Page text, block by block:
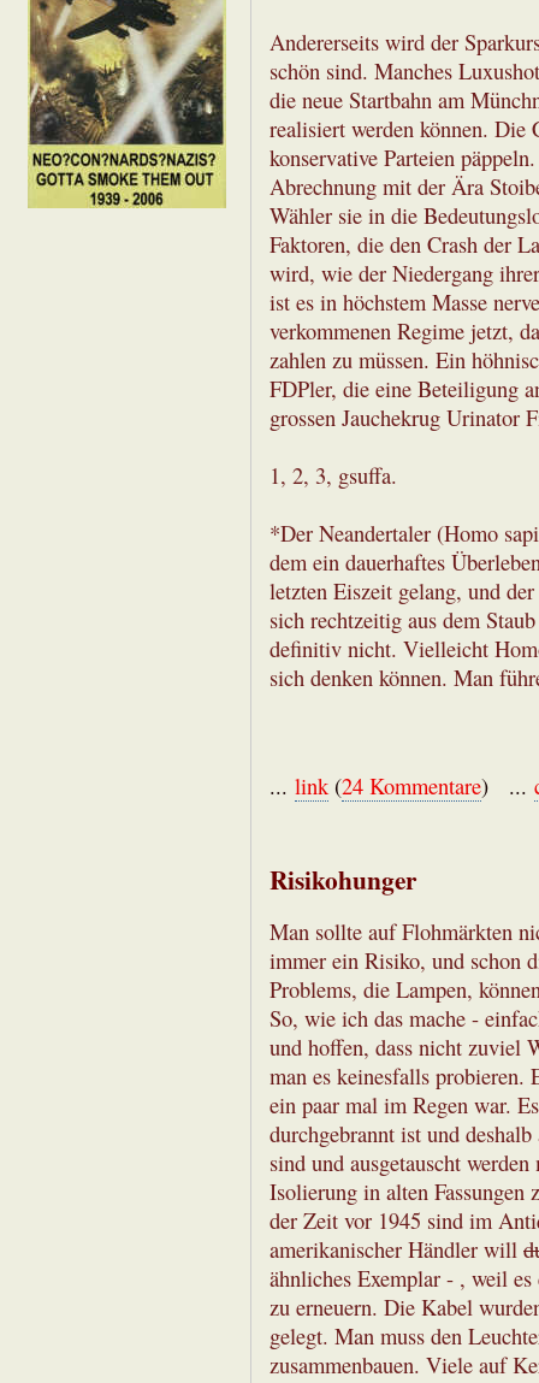
Andererseits wird der
schön sind. Manches
die neue Startbahn am
realisiert werden können. Die
konservative Parteien
Abrechnung mit der Ära
Wähler sie in die
Faktoren, die den Crash der
wird, wie der Niedergang
ist es in höchstem Masse
verkommenen Regime jetzt,
zahlen zu müssen. Ein
FDPler, die eine Beteiligung
grossen Jauchekrug Urinator
1, 2, 3, gsuffa.
*Der Neandertaler (Homo
dem ein dauerhaftes
letzten Eiszeit gelang, und
sich rechtzeitig aus dem
definitiv nicht. Vielleicht
sich denken können. Man
... link (24 Kommentare) ...
Risikohunger
Man sollte auf Flohmärkten
immer ein Risiko, und schon
Problems, die Lampen,
So, wie ich das mache -
und hoffen, dass nicht zuviel
man es keinesfalls probieren.
ein paar mal im Regen war.
durchgebrannt ist und
sind und ausgetauscht
Isolierung in alten
der Zeit vor 1945 sind im
amerikanischer Händler will
ähnliches Exemplar - , weil
zu erneuern. Die Kabel
gelegt. Man muss den
zusammenbauen. Viele auf